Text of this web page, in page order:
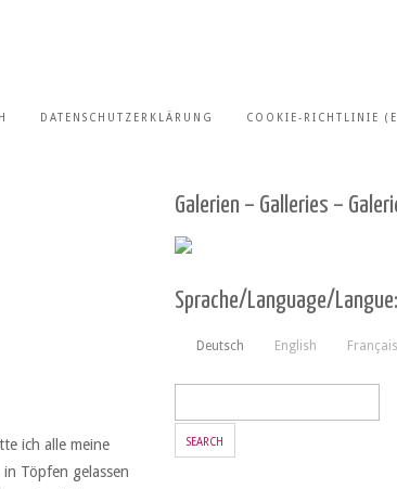
DATENSCHUTZERKLÄRUNG COOKIE-RICHTLINIE
ich alle meine
Töpfen gelassen
Galerien – Galleries –
Sprache/Language/Langue:
Deutsch English Français